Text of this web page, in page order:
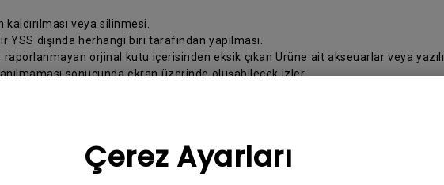
Çerez Ayarları
veya silinmesi.
dışında herhangi biri tarafından yapılması.
orjinal kutu içerisinden eksik çıkan Ürüne ait akseuarlar veya
sonucunda ekran üzerinde oluşabilecek izler
yanlış yapılması.
ve BenQ arasındaki ilişki, Ürünü satın aldığınız Türkiye’de yürürlükte olan
belirtilen bilgileri hazırlayınız: